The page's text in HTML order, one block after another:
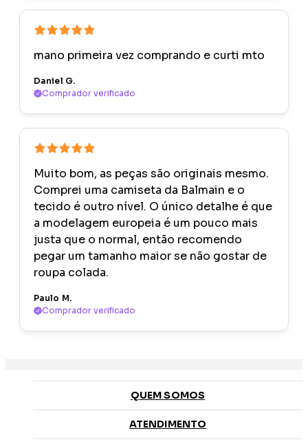
mano primeira vez comprando e curti mto
Daniel G.
Comprador verificado
Muito bom, as peças são originais mesmo.
Comprei uma camiseta da Balmain e o
tecido é outro nível. O único detalhe é que
a modelagem europeia é um pouco mais
justa que o normal, então recomendo
pegar um tamanho maior se não gostar de
roupa colada.
Paulo M.
Comprador verificado
QUEM SOMOS
ATENDIMENTO